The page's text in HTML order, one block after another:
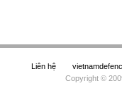
Liên hệ
Copyright ©